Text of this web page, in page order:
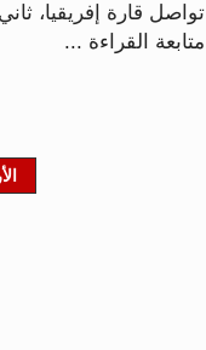
تواصل قارة إفريقيا،
متابعة القراءة ...